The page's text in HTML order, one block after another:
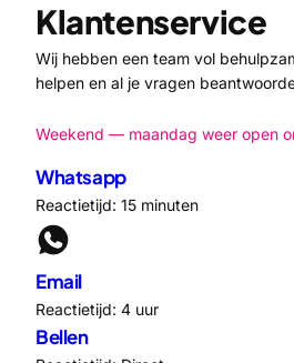
Klantenservice
Wij hebben een team vol
helpen en al je vragen
Weekend — maandag weer open
Whatsapp
Reactietijd: 15 minuten
Email
Reactietijd: 4 uur
Bellen